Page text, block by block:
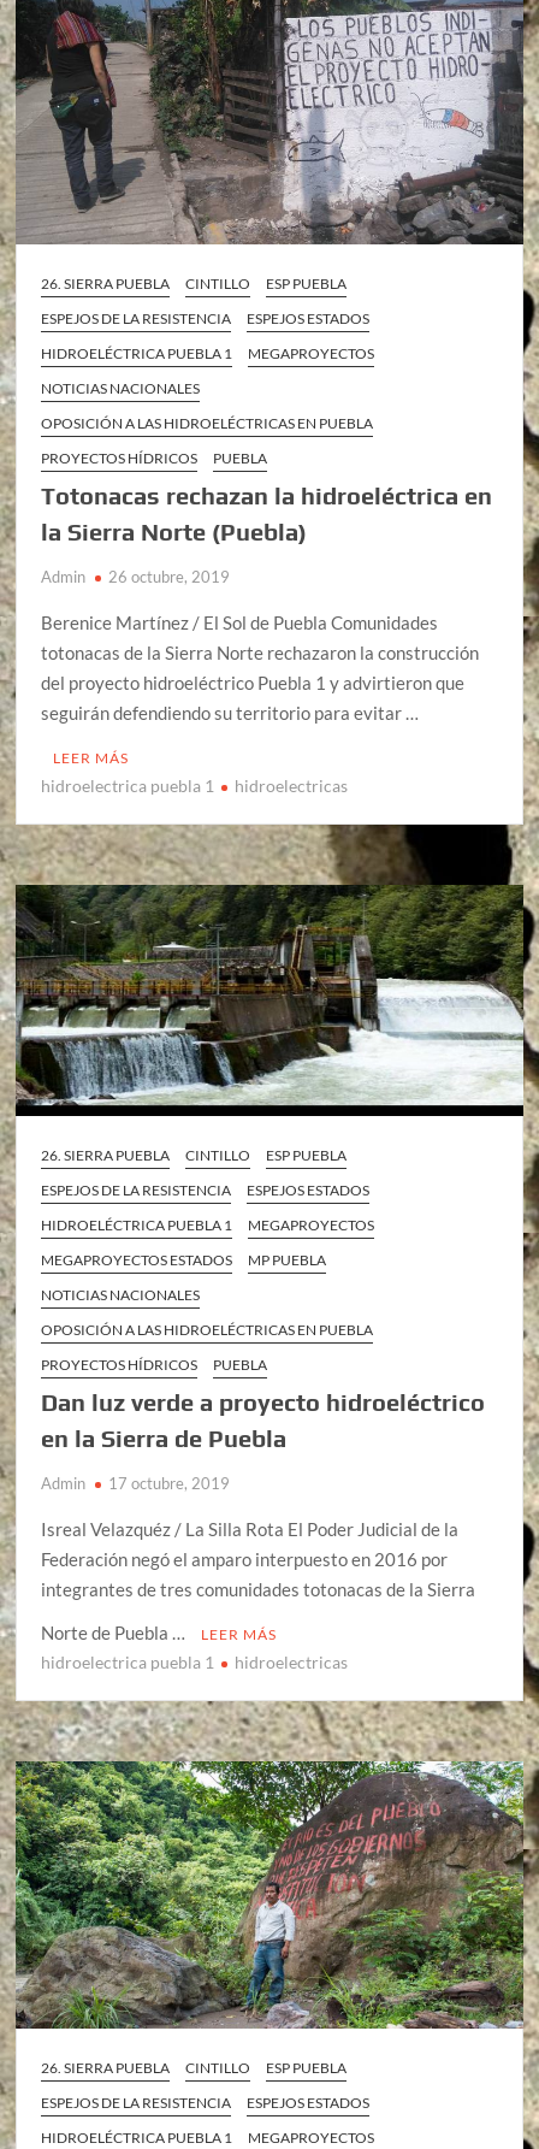
26. SIERRA PUEBLA CINTILLO
ESP PUEBLA
ESPEJOS DE LA RESISTENCIA
ESPEJOS ESTADOS
HIDROELÉCTRICA PUEBLA 1
MEGAPROYECTOS
NOTICIAS NACIONALES
OPOSICIÓN A LAS HIDROELÉCTRICAS EN PUEBLA
PROYECTOS HÍDRICOS
PUEBLA
Totonacas rechazan la hidroeléctrica en
la Sierra Norte (Puebla)
Admin 26 octubre, 2019
Berenice Martínez / El Sol de Puebla Comunidades
totonacas de la Sierra Norte rechazaron la construcción
del proyecto hidroeléctrico Puebla 1 y advirtieron que
seguirán defendiendo su territorio para evitar …
LEER MÁS
hidroelectrica puebla 1 hidroelectricas
26. SIERRA PUEBLA CINTILLO
ESP PUEBLA
ESPEJOS DE LA RESISTENCIA
ESPEJOS ESTADOS
HIDROELÉCTRICA PUEBLA 1
MEGAPROYECTOS
MEGAPROYECTOS ESTADOS
MP PUEBLA
NOTICIAS NACIONALES
OPOSICIÓN A LAS HIDROELÉCTRICAS EN PUEBLA
PROYECTOS HÍDRICOS
PUEBLA
Dan luz verde a proyecto hidroeléctrico
en la Sierra de Puebla
Admin 17 octubre, 2019
Isreal Velazquéz / La Silla Rota El Poder Judicial de la
Federación negó el amparo interpuesto en 2016 por
integrantes de tres comunidades totonacas de la Sierra
Norte de Puebla …
LEER MÁS
hidroelectrica puebla 1 hidroelectricas
26. SIERRA PUEBLA CINTILLO
ESP PUEBLA
ESPEJOS DE LA RESISTENCIA
ESPEJOS ESTADOS
HIDROELÉCTRICA PUEBLA 1
MEGAPROYECTOS